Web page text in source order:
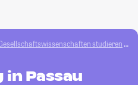
studieren
Passau